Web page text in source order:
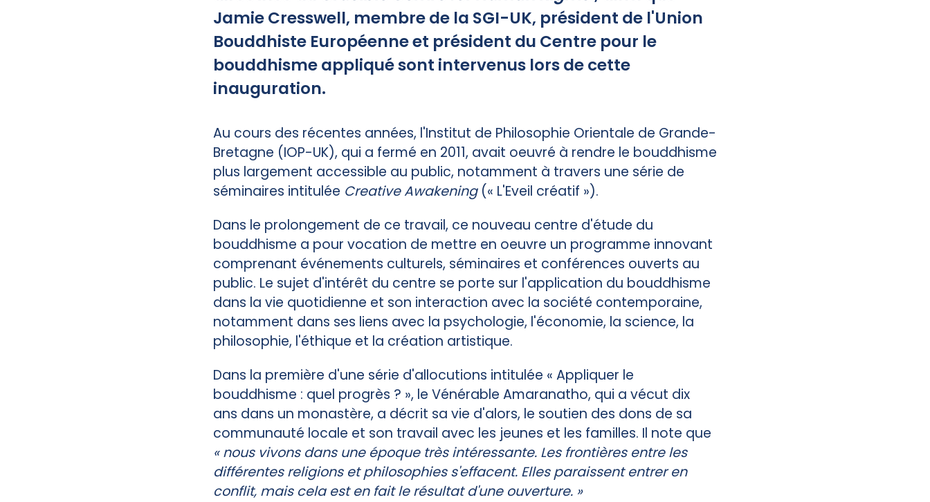
Jamie Cresswell, membre de la SGI-UK, président de l'Union
Bouddhiste Européenne et président du Centre pour le
bouddhisme appliqué sont intervenus lors de cette
inauguration.
Au cours des récentes années, l'Institut de Philosophie Orientale de Grande-
Bretagne (IOP-UK), qui a fermé en 2011, avait oeuvré à rendre le bouddhisme
plus largement accessible au public, notamment à travers une série de
séminaires intitulée Creative Awakening(« L'Eveil créatif »).
Dans le prolongement de ce travail, ce nouveau centre d'étude du
bouddhisme a pour vocation de mettre en oeuvre un programme innovant
comprenant événements culturels, séminaires et conférences ouverts au
public. Le sujet d'intérêt du centre se porte sur l'application du bouddhisme
dans la vie quotidienne et son interaction avec la société contemporaine,
notamment dans ses liens avec la psychologie, l'économie, la science, la
philosophie, l'éthique et la création artistique.
Dans la première d'une série d'allocutions intitulée « Appliquer le
bouddhisme : quel progrès ? », le Vénérable Amaranatho, qui a vécut dix
ans dans un monastère, a décrit sa vie d'alors, le soutien des dons de sa
communauté locale et son travail avec les jeunes et les familles. Il note que
« nous vivons dans une époque très intéressante. Les frontières entre les
différentes religions et philosophies s'effacent. Elles paraissent entrer en
conflit, mais cela est en fait le résultat d'une ouverture. »